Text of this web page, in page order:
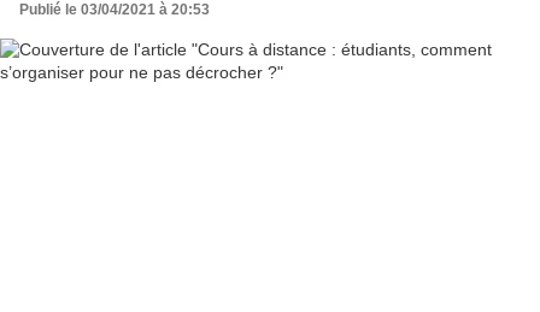
Publié le 03/04/2021 à 20:53